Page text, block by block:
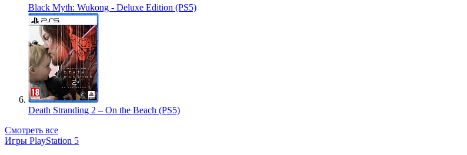
Black Myth: Wukong - Deluxe Edition (PS5)
Death Stranding 2 – On the Beach (PS5)
Смотреть все
Игры PlayStation 5